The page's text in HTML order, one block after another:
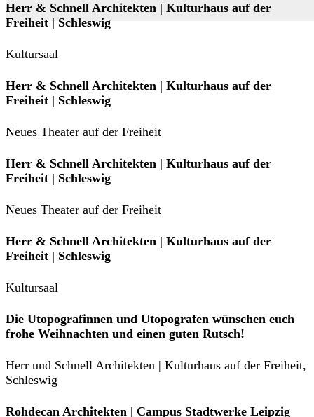
Herr & Schnell Architekten | Kulturhaus auf der
Freiheit | Schleswig
Kultursaal
Herr & Schnell Architekten | Kulturhaus auf der
Freiheit | Schleswig
Neues Theater auf der Freiheit
Herr & Schnell Architekten | Kulturhaus auf der
Freiheit | Schleswig
Neues Theater auf der Freiheit
Herr & Schnell Architekten | Kulturhaus auf der
Freiheit | Schleswig
Kultursaal
Die Utopografinnen und Utopografen wünschen euch
frohe Weihnachten und einen guten Rutsch!
Herr und Schnell Architekten | Kulturhaus auf der Freiheit,
Schleswig
Rohdecan Architekten | Campus Stadtwerke Leipzig